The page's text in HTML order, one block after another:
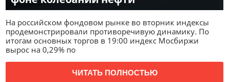
На российском фондовом рынке во вторник индексы
продемонстрировали противоречивую динамику. По
итогам основных торгов в 19:00 индекс Мосбиржи
вырос на 0,29% по
ЧИТАТЬ ПОЛНОСТЬЮ